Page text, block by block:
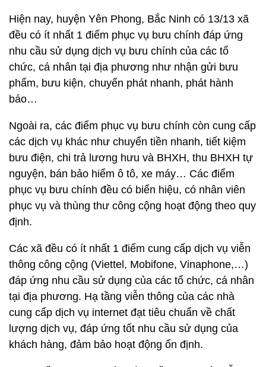
Hiện nay, huyện Yên Phong, Bắc Ninh có 13/13 xã
đều có ít nhất 1 điểm phục vụ bưu chính đáp ứng
nhu cầu sử dụng dịch vụ bưu chính của các tổ
chức, cá nhân tại địa phương như nhận gửi bưu
phẩm, bưu kiện, chuyển phát nhanh, phát hành
báo…
Ngoài ra, các điểm phục vụ bưu chính còn cung cấp
các dịch vụ khác như chuyển tiền nhanh, tiết kiệm
bưu điện, chi trả lương hưu và BHXH, thu BHXH tự
nguyện, bán bảo hiểm ô tô, xe máy… Các điểm
phục vụ bưu chính đều có biển hiệu, có nhân viên
phục vụ và thùng thư công cộng hoạt động theo quy
định.
Các xã đều có ít nhất 1 điểm cung cấp dịch vụ viễn
thông công cộng (Viettel, Mobifone, Vinaphone,…)
đáp ứng nhu cầu sử dụng của các tổ chức, cá nhân
tại địa phương. Hạ tầng viễn thông của các nhà
cung cấp dịch vụ internet đạt tiêu chuẩn về chất
lượng dịch vụ, đáp ứng tốt nhu cầu sử dụng của
khách hàng, đảm bảo hoạt động ổn định.